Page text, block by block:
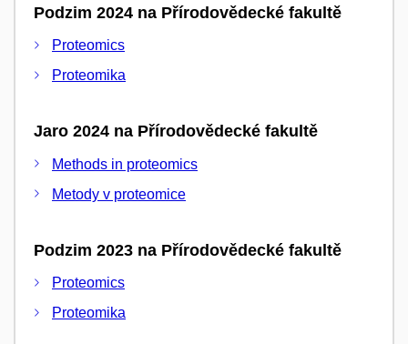
Podzim 2024 na Přírodovědecké fakultě
Proteomics
Proteomika
Jaro 2024 na Přírodovědecké fakultě
Methods in proteomics
Metody v proteomice
Podzim 2023 na Přírodovědecké fakultě
Proteomics
Proteomika